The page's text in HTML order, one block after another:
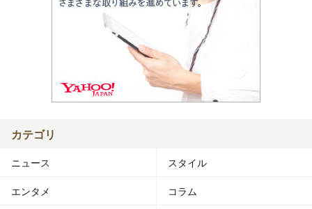
カテゴリ
ニュース スタイル
エンタメ コラム